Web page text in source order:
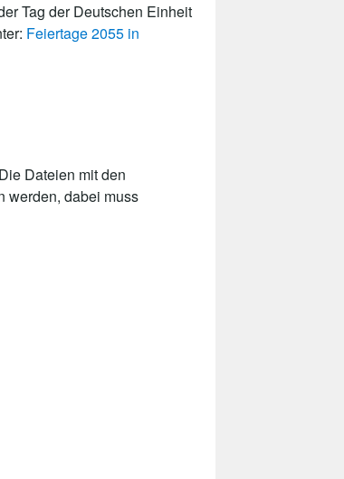
Tag der Deutschen Einheit
Feiertage 2055 in
Dateien mit den
werden, dabei muss